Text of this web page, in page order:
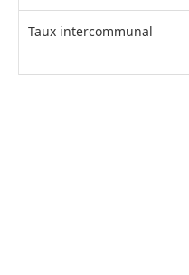
Taux intercommunal